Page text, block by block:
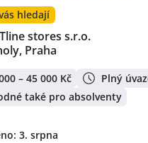
hledají
stores s.r.o.
Praha
– 45 000 Kč
Plný
také pro absolventy
3. srpna